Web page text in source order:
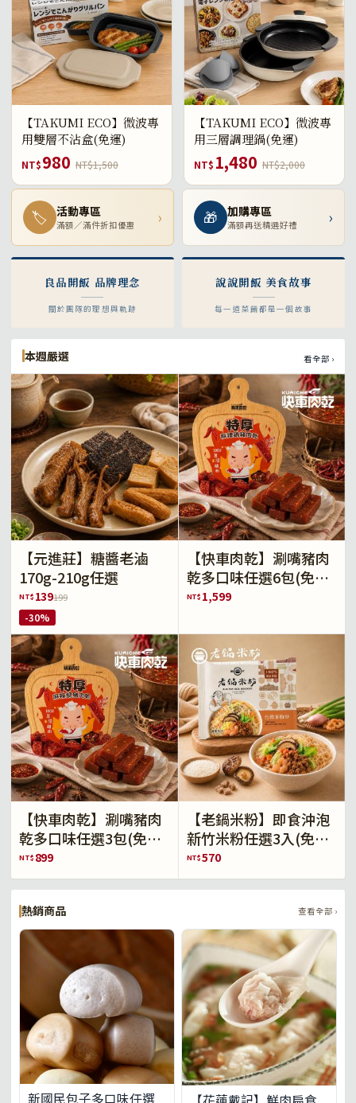
【TAKUMI ECO】微波專
用雙層不沾盒(免運)
NT$980 NT$1,500
【TAKUMI ECO】微波專
用三層調理鍋(免運)
NT$ 1,480 NT$2,000
🏷 活動專區
滿額／滿件折扣優惠 › 🎁 加購專區
滿額再送精選好禮 ›
良品開飯 品牌理念
關於團隊的理想與軌跡
說說開飯 美食故事
每一道菜餚都是一個故事
本週嚴選 看全部 ›
【元進莊】糖醬老滷
170g-210g任選
NT$ 139199
-30%
【快車肉乾】涮嘴豬肉
乾多口味任選6包(免運
組)
NT$ 1,599
【快車肉乾】涮嘴豬肉
乾多口味任選3包(免運
組)
NT$ 899
【老鍋米粉】即食沖泡
新竹米粉任選3入(免運
組)
NT$570
熱銷商品 查看全部 ›
新國民包子多口味任選